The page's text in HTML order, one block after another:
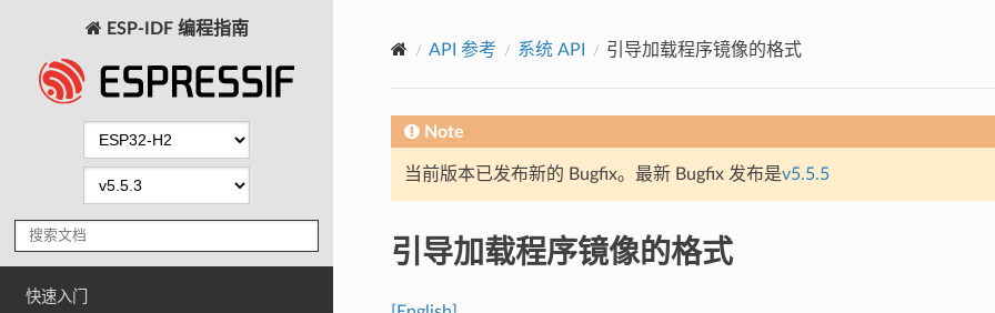
ESP-IDF 编程指南
快速入门
API 参考 系统 API 引导加载程序镜像的格式
Note
当前版本已发布新的 Bugfix。最新 Bugfix 发布是v5.5.5
引导加载程序镜像的格式